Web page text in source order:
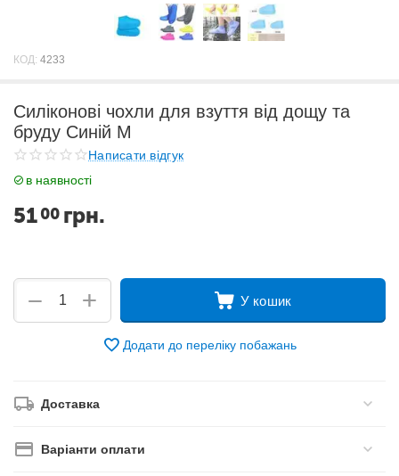
КОД: 4233
Силіконові чохли для взуття від дощу та
бруду Синій M
Написати відгук
в наявності
5100 грн.
+
− У кошик
Додати до переліку побажань
Доставка
Варіанти оплати